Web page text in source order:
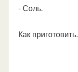
- Соль.
Как приготовить.